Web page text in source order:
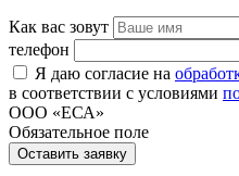
Как вас зовут
телефон
Я даю согласие на
в соответствии с условиями
ООО «ЕСА»
Обязательное поле
Оставить заявку